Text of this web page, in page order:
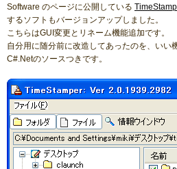
Software のページに公開している
するソフトもバージョンアップしました。
こちらはGUI変更とリネーム機能追加です。
自分用に随分前に改造してあったのを、いい
C#.Netのソースつきです。